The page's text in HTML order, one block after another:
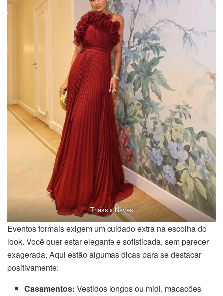
Thássia Naves
Eventos formais exigem um cuidado extra na escolha do
look. Você quer estar elegante e sofisticada, sem parecer
exagerada. Aqui estão algumas dicas para se destacar
positivamente:
Casamentos: Vestidos longos ou midi, macacões